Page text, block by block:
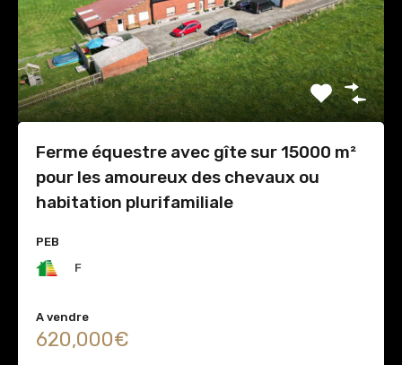
Ferme équestre avec gîte sur 15000 m²
pour les amoureux des chevaux ou
habitation plurifamiliale
PEB
F
A vendre
620,000€